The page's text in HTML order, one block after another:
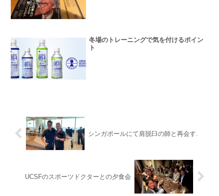
冬場のトレーニングで気を付けるポイン
ト
シンガポールにて肩脱臼の師と再会す.
UCSFのスポーツドクターとの夕食会